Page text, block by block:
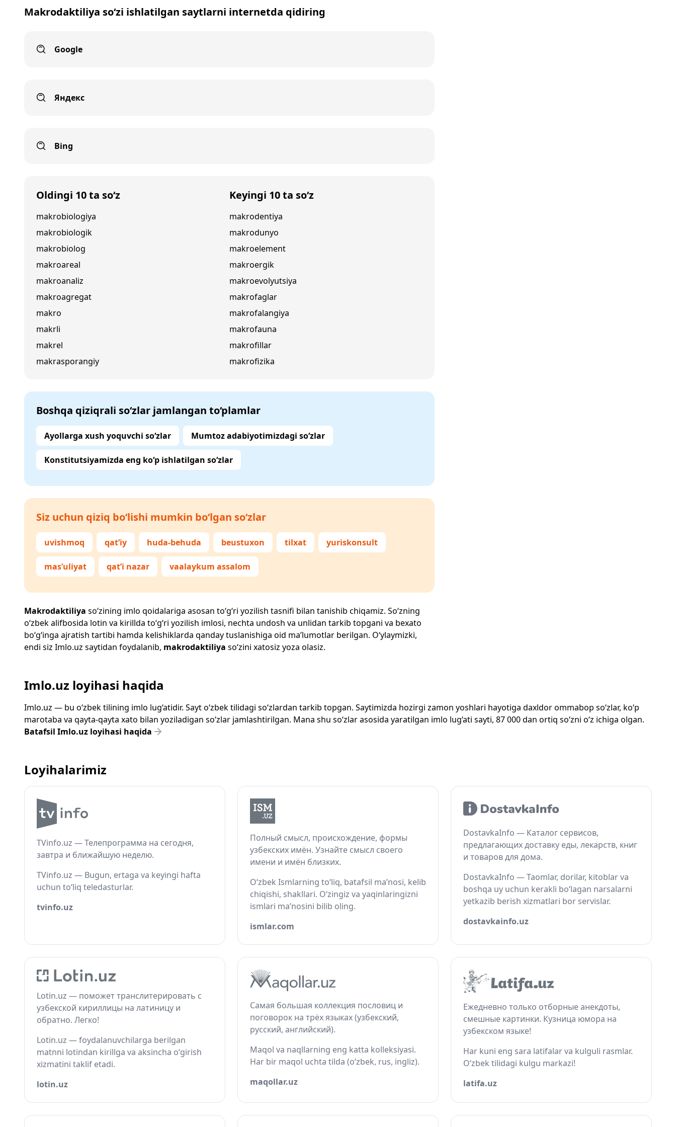
Makrodaktiliya so‘zi ishlatilgan saytlarni internetda qidiring
Google
Яндекс
Bing
Oldingi 10 ta so‘z
makrobiologiya
makrobiologik
makrobiolog
makroareal
makroanaliz
makroagregat
makro
makrli
makrel
makrasporangiy
Keyingi 10 ta so‘z
makrodentiya
makrodunyo
makroelement
makroergik
makroevolyutsiya
makrofaglar
makrofalangiya
makrofauna
makrofillar
makrofizika
Boshqa qiziqrali so‘zlar jamlangan to‘plamlar
Ayollarga xush yoquvchi so‘zlar Mumtoz adabiyotimizdagi so‘zlar
Konstitutsiyamizda eng ko‘p ishlatilgan so‘zlar
Siz uchun qiziq bo‘lishi mumkin bo‘lgan so‘zlar
uvishmoq qat’iy huda-behuda beustuxon tilxat yuriskonsult
mas’uliyat qat’i nazar vaalaykum assalom
Makrodaktiliya so‘zining imlo qoidalariga asosan to‘g‘ri yozilish tasnifi bilan tanishib chiqamiz. So‘zning
o‘zbek alifbosida lotin va kirillda to‘g‘ri yozilish imlosi, nechta undosh va unlidan tarkib topgani va bexato
bo‘g‘inga ajratish tartibi hamda kelishiklarda qanday tuslanishiga oid ma’lumotlar berilgan. O‘ylaymizki,
endi siz Imlo.uz saytidan foydalanib, makrodaktiliya so‘zini xatosiz yoza olasiz.
Imlo.uz loyihasi haqida
Imlo.uz — bu o‘zbek tilining imlo lug‘atidir. Sayt o‘zbek tilidagi so‘zlardan tarkib topgan. Saytimizda hozirgi zamon yoshlari hayotiga daxldor ommabop so‘zlar, ko‘p
marotaba va qayta-qayta xato bilan yoziladigan so‘zlar jamlashtirilgan. Mana shu so‘zlar asosida yaratilgan imlo lug‘ati sayti, 87 000 dan ortiq so‘zni o‘z ichiga olgan.
Batafsil Imlo.uz loyihasi haqida
Loyihalarimiz
TVinfo.uz — Телепрограмма на сегодня,
завтра и ближайшую неделю.
TVinfo.uz — Bugun, ertaga va keyingi hafta
uchun to‘liq teledasturlar.
tvinfo.uz
Полный смысл, происхождение, формы
узбекских имён. Узнайте смысл своего
имени и имён близких.
O‘zbek Ismlarning to‘liq, batafsil ma’nosi, kelib
chiqishi, shakllari. O‘zingiz va yaqinlaringizni
ismlari ma’nosini bilib oling.
ismlar.com
DostavkaInfo — Каталог сервисов,
предлагающих доставку еды, лекарств, книг
и товаров для дома.
DostavkaInfo — Taomlar, dorilar, kitoblar va
boshqa uy uchun kerakli bo‘lagan narsalarni
yetkazib berish xizmatlari bor servislar.
dostavkainfo.uz
Lotin.uz — поможет транслитерировать с
узбекской кириллицы на латиницу и
обратно. Легко!
Lotin.uz — foydalanuvchilarga berilgan
matnni lotindan kirillga va aksincha o‘girish
xizmatini taklif etadi.
lotin.uz
Самая большая коллекция пословиц и
поговорок на трёх языках (узбекский,
русский, английский).
Maqol va naqllarning eng katta kolleksiyasi.
Har bir maqol uchta tilda (o‘zbek, rus, ingliz).
maqollar.uz
Ежедневно только отборные анекдоты,
смешные картинки. Кузница юмора на
узбекском языке!
Har kuni eng sara latifalar va kulguli rasmlar.
O‘zbek tilidagi kulgu markazi!
latifa.uz